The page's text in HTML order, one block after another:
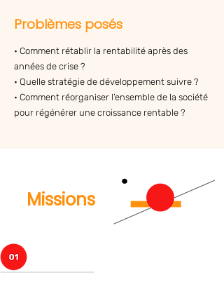
Problèmes posés
• Comment rétablir la rentabilité après des
années de crise ?
• Quelle stratégie de développement suivre ?
• Comment réorganiser l’ensemble de la société
pour régénérer une croissance rentable ?
Missions